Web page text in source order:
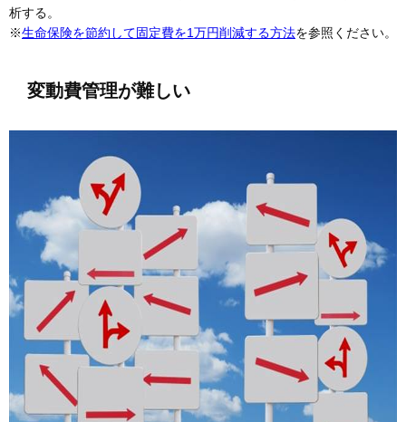
析する。
※生命保険を節約して固定費を1万円削減する方法を参照ください。
変動費管理が難しい